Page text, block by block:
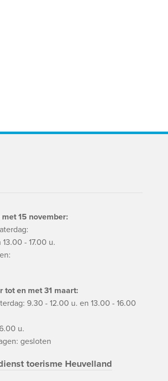
15 november:
- 17.00 u.
tot en met 31 maart:
9.30 - 12.00 u. en 13.00 - 16.00
u.
gesloten
toerisme Heuvelland